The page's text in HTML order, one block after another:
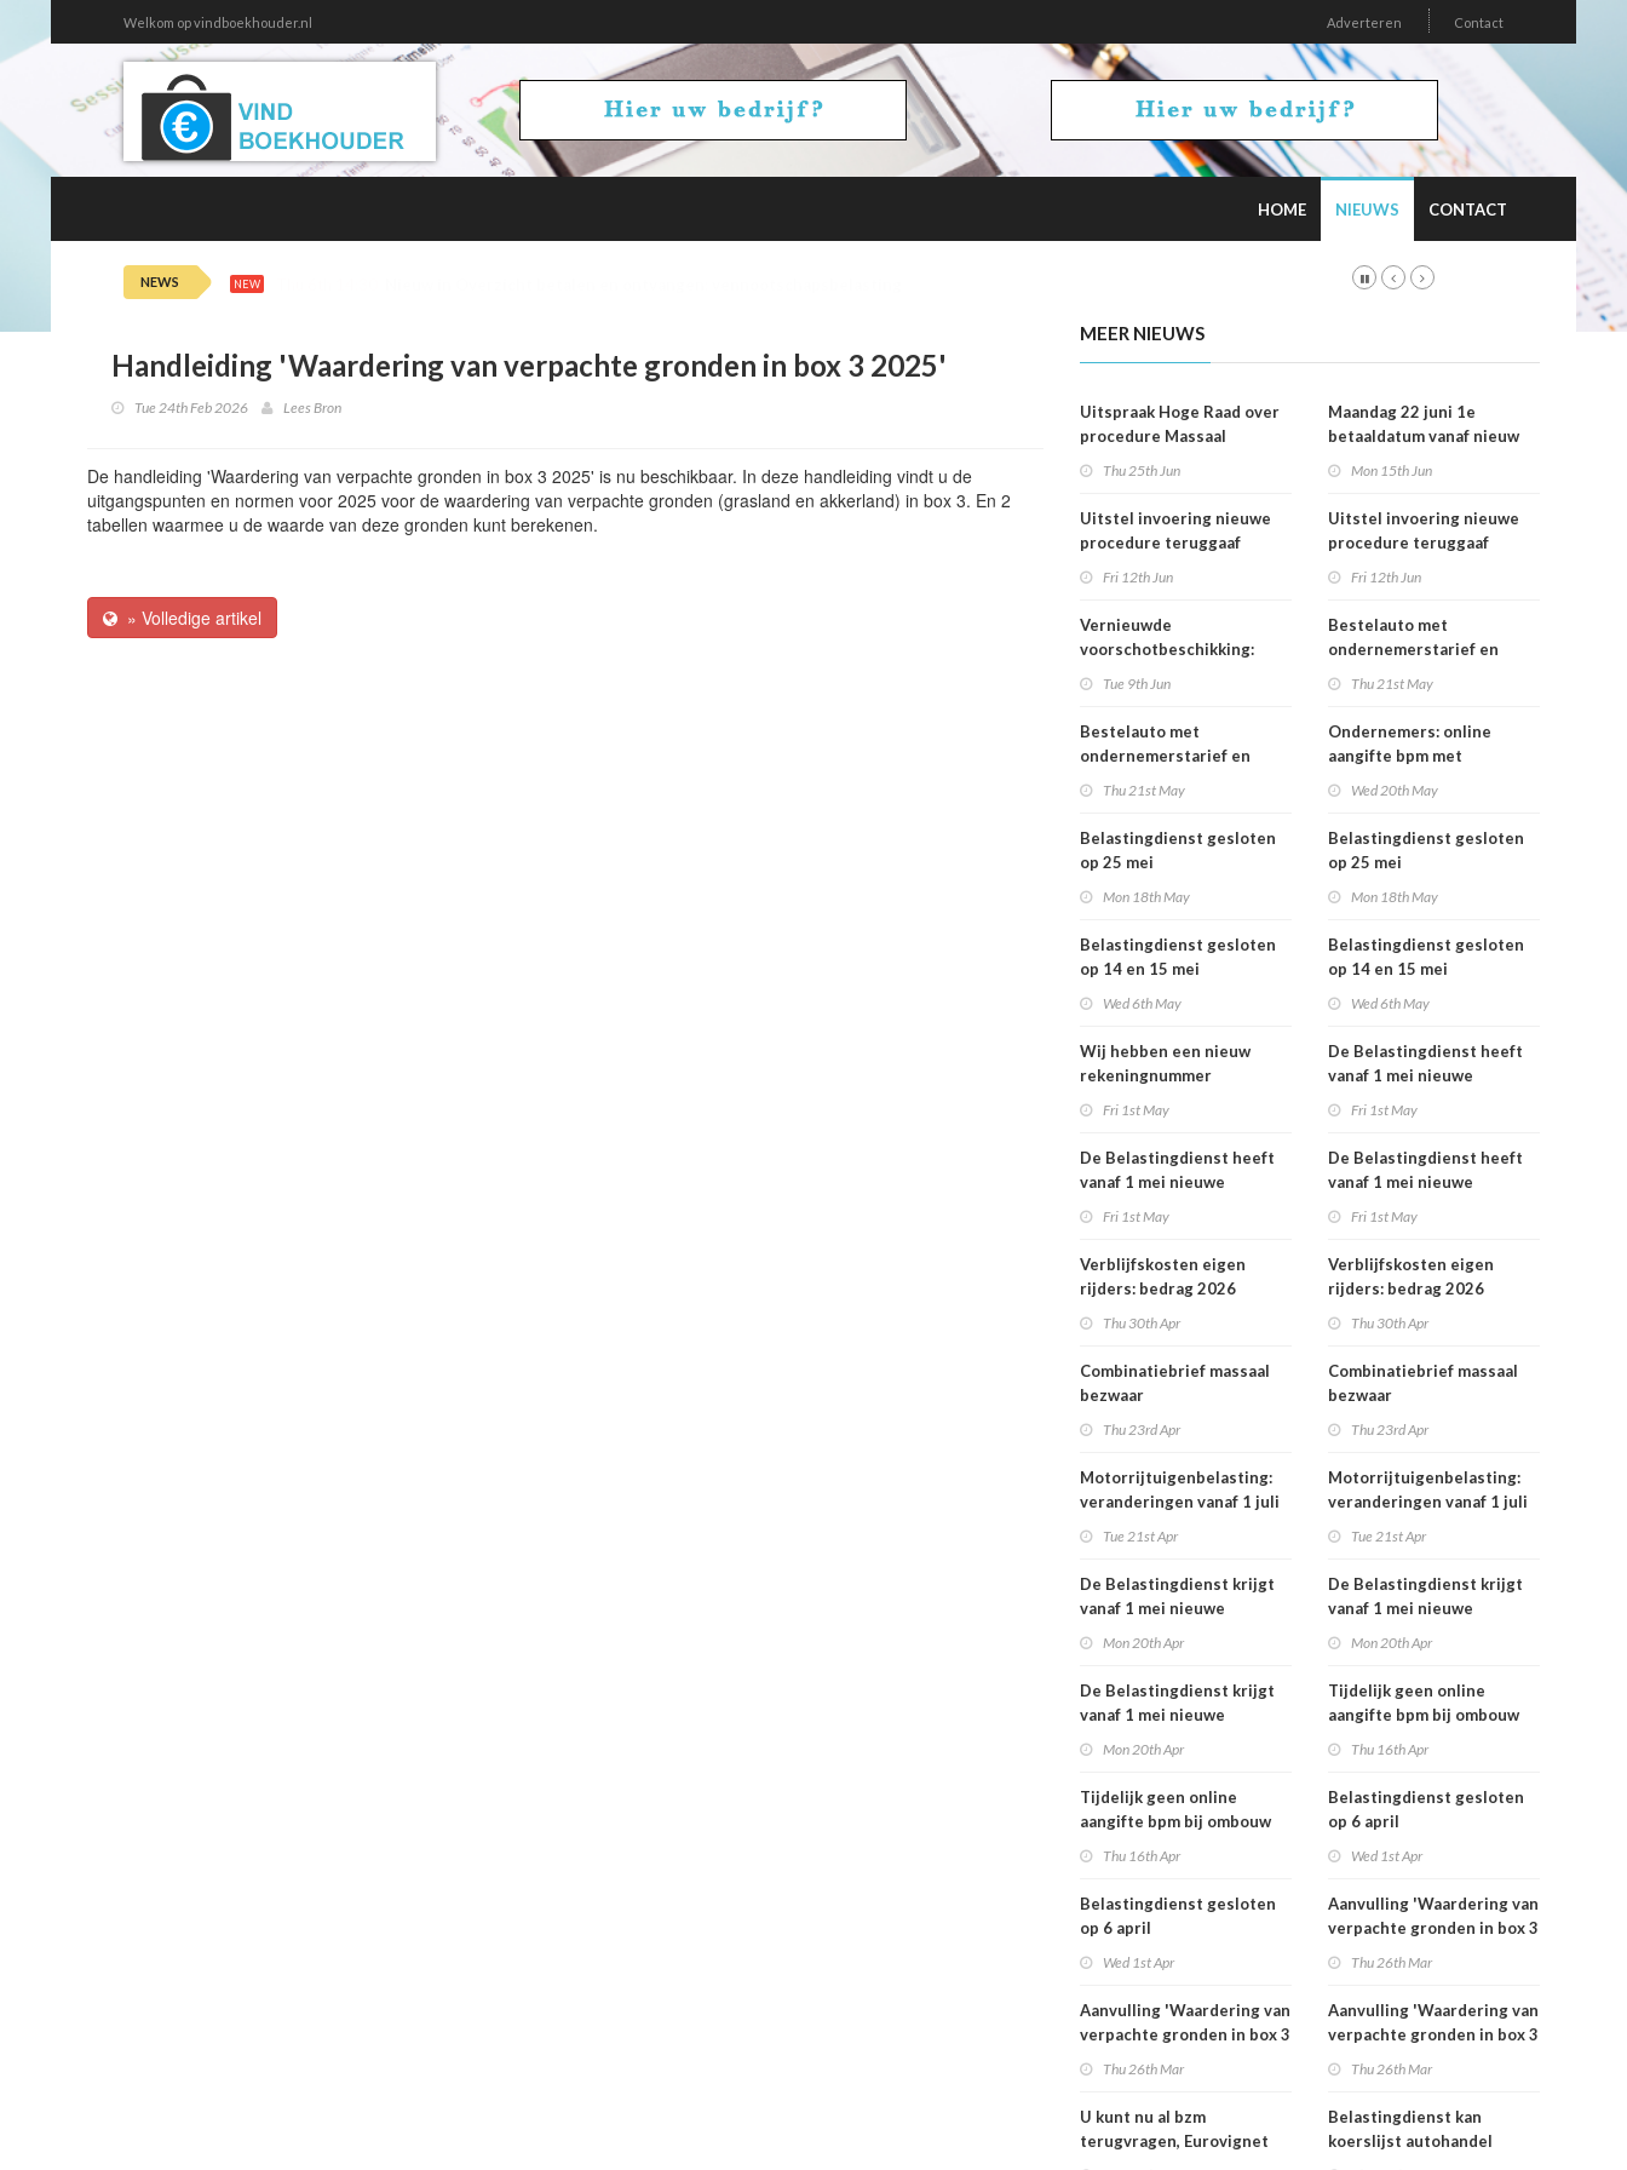
Welkom op vindboekhouder.nl Adverteren Contact
HOME NIEUWS CONTACT
NEWS NEW
Handleiding 'Waardering van verpachte gronden in box 3 2025'
Tue 24th Feb 2026 Lees Bron
De handleiding 'Waardering van verpachte gronden in box 3 2025' is nu beschikbaar. In deze handleiding vindt u de
uitgangspunten en normen voor 2025 voor de waardering van verpachte gronden (grasland en akkerland) in box 3. En 2
tabellen waarmee u de waarde van deze gronden kunt berekenen.
» Volledige artikel
MEER NIEUWS
Uitspraak Hoge Raad over
procedure Massaal
Thu 25th Jun
Uitstel invoering nieuwe
procedure teruggaaf
Fri 12th Jun
Vernieuwde
voorschotbeschikking:
Tue 9th Jun
Bestelauto met
ondernemerstarief en
tijdelijk minder
motorrijtuigenbelasting
Thu 21st May
Belastingdienst gesloten
op 25 mei
Mon 18th May
Belastingdienst gesloten
op 14 en 15 mei
Wed 6th May
Wij hebben een nieuw
rekeningnummer
Fri 1st May
De Belastingdienst heeft
vanaf 1 mei nieuwe
Fri 1st May
Verblijfskosten eigen
rijders: bedrag 2026
Thu 30th Apr
Combinatiebrief massaal
bezwaar
niet meer mogelijk
Thu 23rd Apr
Motorrijtuigenbelasting:
veranderingen vanaf 1 juli
Tue 21st Apr
De Belastingdienst krijgt
vanaf 1 mei nieuwe
Mon 20th Apr
De Belastingdienst krijgt
vanaf 1 mei nieuwe
Mon 20th Apr
Tijdelijk geen online
aangifte bpm bij ombouw
Thu 16th Apr
Belastingdienst gesloten
op 6 april
Wed 1st Apr
Aanvulling 'Waardering van
verpachte gronden in box 3
Thu 26th Mar
U kunt nu al bzm
terugvragen, Eurovignet
Maandag 22 juni 1e
betaaldatum vanaf nieuw
Mon 15th Jun
Uitstel invoering nieuwe
procedure teruggaaf
Fri 12th Jun
Bestelauto met
ondernemerstarief en
tijdelijk minder
motorrijtuigenbelasting
Thu 21st May
Ondernemers: online
aangifte bpm met
Wed 20th May
Belastingdienst gesloten
op 25 mei
Mon 18th May
Belastingdienst gesloten
op 14 en 15 mei
Wed 6th May
De Belastingdienst heeft
vanaf 1 mei nieuwe
Fri 1st May
De Belastingdienst heeft
vanaf 1 mei nieuwe
Fri 1st May
Verblijfskosten eigen
rijders: bedrag 2026
Thu 30th Apr
Combinatiebrief massaal
bezwaar
niet meer mogelijk
Thu 23rd Apr
Motorrijtuigenbelasting:
veranderingen vanaf 1 juli
Tue 21st Apr
De Belastingdienst krijgt
vanaf 1 mei nieuwe
Mon 20th Apr
Tijdelijk geen online
aangifte bpm bij ombouw
Thu 16th Apr
Belastingdienst gesloten
op 6 april
Wed 1st Apr
Aanvulling 'Waardering van
verpachte gronden in box 3
Thu 26th Mar
Aanvulling 'Waardering van
verpachte gronden in box 3
Thu 26th Mar
Belastingdienst kan
koerslijst autohandel